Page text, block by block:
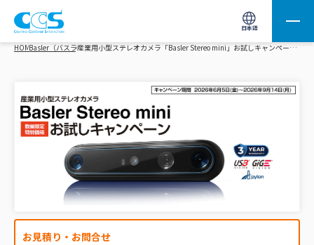
日本語
画像処理用の製品検索 サイト内検索(Enterで実行)
HOMEBasler（バスラー） 産業用小型ステレオカメラ「Basler Stereo mini」お試しキャンペーン [2026/6/5(金)～9/14(月)]
お見積り・お問合せ